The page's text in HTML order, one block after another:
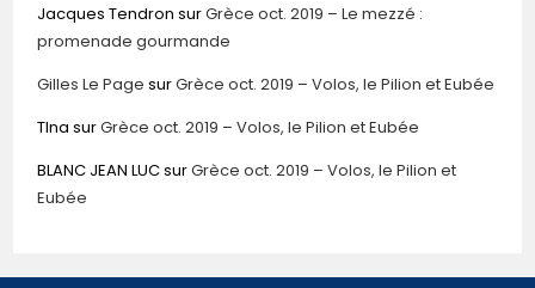
Jacques Tendron surGrèce oct. 2019 – Le mezzé :
promenade gourmande
Gilles Le Page surGrèce oct. 2019 – Volos, le Pilion et Eubée
TIna surGrèce oct. 2019 – Volos, le Pilion et Eubée
BLANC JEAN LUCsurGrèce oct. 2019 – Volos, le Pilion et
Eubée